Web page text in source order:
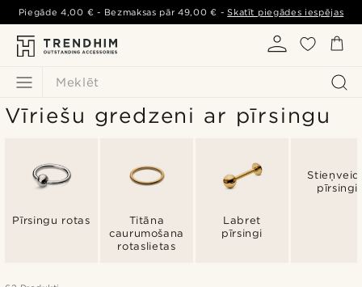
Meklēt
Piegāde4,00 € - Bezmaksas pār49,00 € -Skatīt piegādes iespējas
Vīriešu gredzeni ar pīrsingu
Pīrsingu rotas
Titāna
caurumošana
rotaslietas
Labret
pīrsingi
pīrsingi